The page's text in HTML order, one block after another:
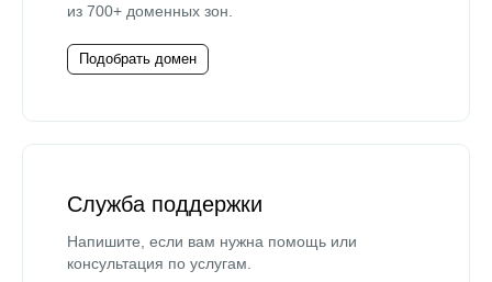
из 700+ доменных зон.
Подобрать домен
Служба поддержки
Напишите, если вам нужна помощь или
консультация по услугам.